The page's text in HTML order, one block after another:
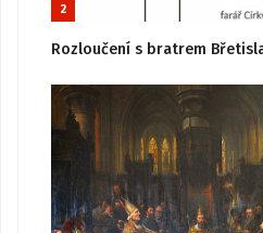
2
Rozloučení s bratrem